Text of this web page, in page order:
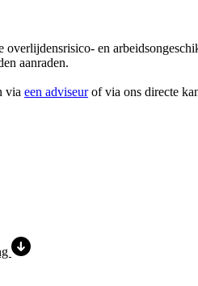
en
aanraden.
via een adviseurof via ons directe